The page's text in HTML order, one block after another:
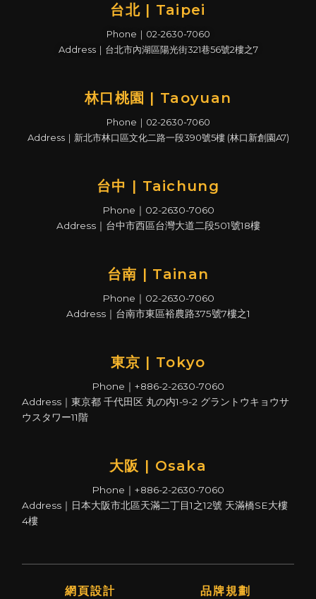
台北 | Taipei
Phone｜02-2630-7060
Address｜台北市內湖區陽光街321巷56號2樓之7
林口桃園 | Taoyuan
Phone｜02-2630-7060
Address｜新北市林口區文化二路一段390號5樓 (林口新創園A7)
台中 | Taichung
Phone｜02-2630-7060
Address｜台中市西區台灣大道二段501號18樓
台南 | Tainan
Phone｜02-2630-7060
Address｜台南市東區裕農路375號7樓之1
東京 | Tokyo
Phone｜+886-2-2630-7060
Address｜東京都 千代田区 丸の内1-9-2 グラントウキョウサ
ウスタワー11階
大阪 | Osaka
Phone｜+886-2-2630-7060
Address｜日本大阪市北區天滿二丁目1之12號 天滿橋SE大樓
4樓
網頁設計
品牌規劃